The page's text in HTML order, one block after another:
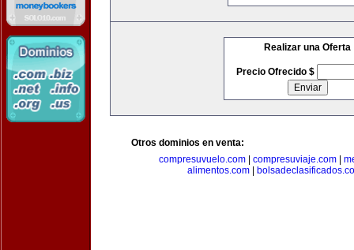
Realizar una Oferta
Precio Ofrecido $
Otros dominios en venta:
compresuvuelo.com
compresuviaje.com
alimentos.com